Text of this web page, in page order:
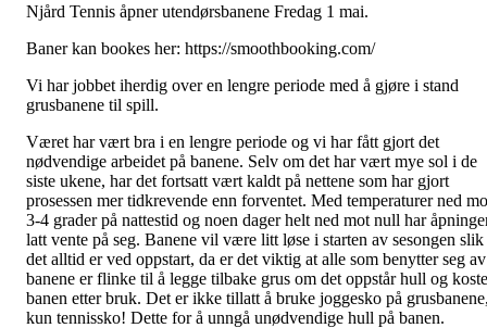
Njård Tennis åpner utendørsbanene Fredag 1 mai.
Baner kan bookes her: https://smoothbooking.com/
Vi har jobbet iherdig over en lengre periode med å gjøre i stand
grusbanene til spill.
Været har vært bra i en lengre periode og vi har fått gjort det
nødvendige arbeidet på banene. Selv om det har vært mye sol i de
siste ukene, har det fortsatt vært kaldt på nettene som har gjort
prosessen mer tidkrevende enn forventet. Med temperaturer ned
3-4 grader på nattestid og noen dager helt ned mot null har
latt vente på seg. Banene vil være litt løse i starten av sesongen slik
det alltid er ved oppstart, da er det viktig at alle som benytter seg av
banene er flinke til å legge tilbake grus om det oppstår hull og
banen etter bruk. Det er ikke tillatt å bruke joggesko på
kun tennissko! Dette for å unngå unødvendige hull på banen.